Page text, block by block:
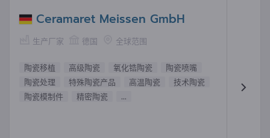
Ceramaret Meissen GmbH
生产厂家 德国 全球范围
陶瓷移植 高级陶瓷 氧化锆陶瓷
陶瓷喷嘴
陶瓷处理
特殊陶瓷产品 高温陶瓷
技术陶瓷
陶瓷模制件
精密陶瓷 ...